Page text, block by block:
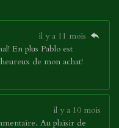
il y a 11 mois
En plus Pablo est
de mon achat!
il y a 10 mois
Au plaisir de